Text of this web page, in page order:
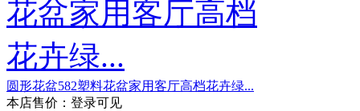
圆形花盆582塑料花盆家用客厅高档花卉绿...
本店售价： 登录可见